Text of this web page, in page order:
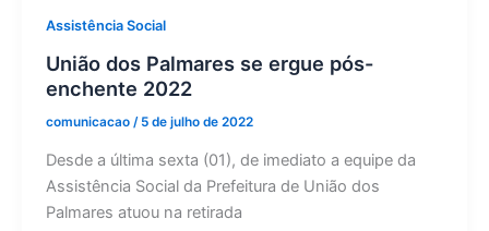
Assistência Social
União dos Palmares se ergue pós-
enchente 2022
comunicacao / 5 de julho de 2022
Desde a última sexta (01), de imediato a equipe da
Assistência Social da Prefeitura de União dos
Palmares atuou na retirada